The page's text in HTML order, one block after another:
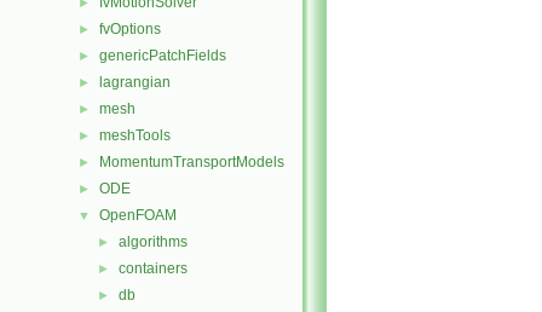
► fvOptions
► genericPatchFields
► lagrangian
► mesh
► meshTools
► MomentumTransportModels
► ODE
▼ OpenFOAM
► algorithms
► containers
► db